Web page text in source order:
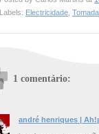
Labels: Electricidade,
1 comentário:
andré henriques |